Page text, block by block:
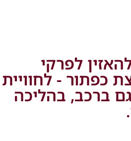
לפרקי
כפתור - לחוויית
ברכב, בהליכה